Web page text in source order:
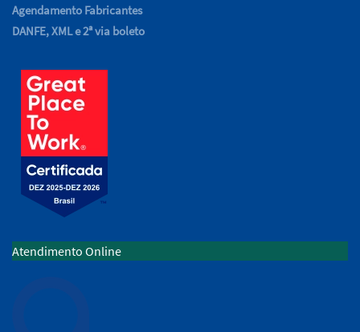
Agendamento Fabricantes
DANFE, XML e 2ª via boleto
Atendimento Online